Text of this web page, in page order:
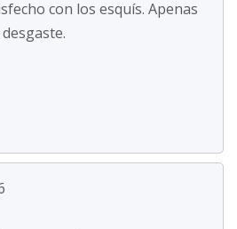
con los esquís. Apenas